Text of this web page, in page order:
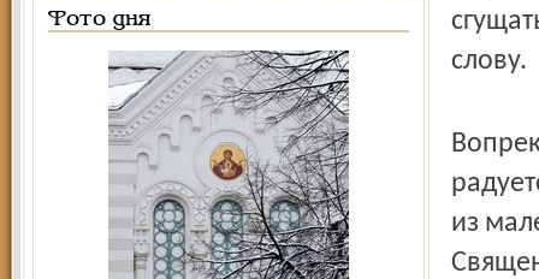
Фото дня
слову.
из